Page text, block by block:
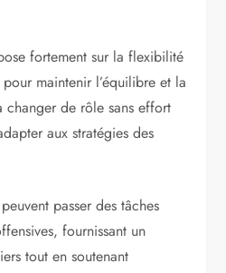
fortement sur la flexibilité
maintenir l’équilibre et la
de rôle sans effort
aux stratégies des
passer des tâches
fournissant un
tout en soutenant